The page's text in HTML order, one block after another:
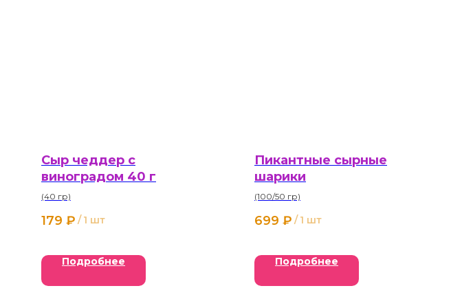
Сыр чеддер с
виноградом 40 г
(40 гр)
179 ₽ / 1 шт
Подробнее
Пикантные сырные
шарики
(100/50 гр)
699 ₽ / 1 шт
Подробнее